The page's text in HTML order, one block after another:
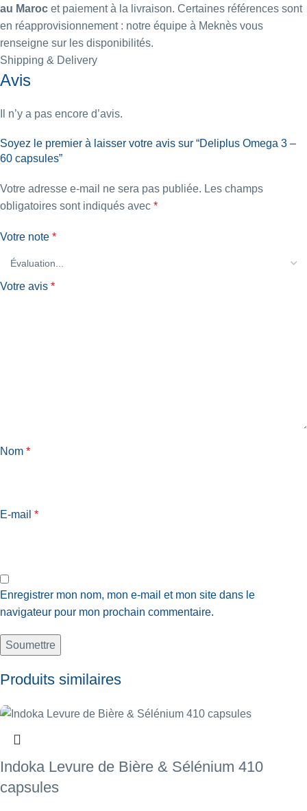
au Maroc et paiement à la livraison. Certaines références sont
en réapprovisionnement : notre équipe à Meknès vous
renseigne sur les disponibilités.
Shipping & Delivery
Avis
Il n’y a pas encore d’avis.
Soyez le premier à laisser votre avis sur “Deliplus Omega 3 –
60 capsules”
Votre adresse e-mail ne sera pas publiée. Les champs
obligatoires sont indiqués avec *
Votre note *
Votre avis *
Nom *
E-mail *
Enregistrer mon nom, mon e-mail et mon site dans le
navigateur pour mon prochain commentaire.
Produits similaires
Indoka Levure de Bière & Sélénium 410
capsules